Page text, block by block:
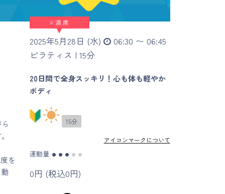
2025年5月28日 (水)
06:30 〜 06:45
ピラティス | 15分
20日間で全身スッキリ！心も体も軽やか
ボディ
15分
アイコンマークについて
運動量 ● ● ● ● ●
0円 (税込0円)
×満席
を